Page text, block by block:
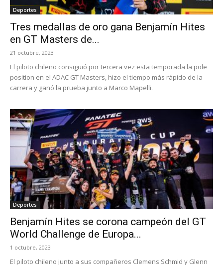
Deportes
Tres medallas de oro gana Benjamín Hites
en GT Masters de...
21 octubre, 2023
El piloto chileno consiguió por tercera vez esta temporada la pole
position en el ADAC GT Masters, hizo el tiempo más rápido de la
carrera y ganó la prueba junto a Marco Mapelli.
Deportes
Benjamín Hites se corona campeón del GT
World Challenge de Europa...
1 octubre, 2023
El piloto chileno junto a sus compañeros Clemens Schmid y Glenn